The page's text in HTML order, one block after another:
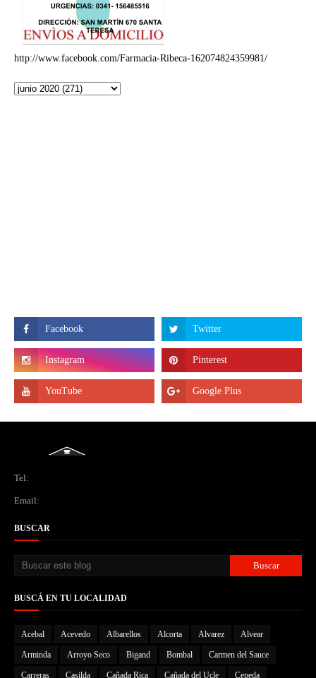
http://www.facebook.com/Farmacia-Ribeca-162074824359981/
Tel:
Email:
BUSCAR
BUSCÁ EN TU LOCALIDAD
Acebal Acevedo Albarellos Alcorta Alvarez Alvear
Arminda Arroyo Seco Bigand Bombal Carmen del Sauce
Carreras Casilda Cañada Rica Cañada del Ucle Cepeda